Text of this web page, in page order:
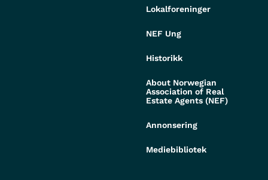
Lokalforeninger
NEF Ung
Historikk
About Norwegian
Association of Real
Estate Agents (NEF)
Annonsering
Mediebibliotek